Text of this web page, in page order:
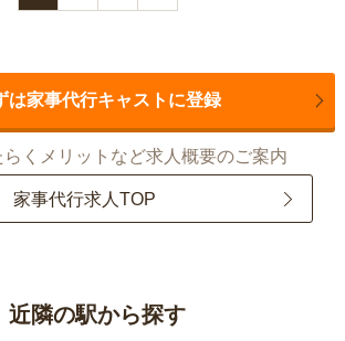
は家事代行キャストに登録
くメリットなど求人概要のご案内
家事代行求人TOP
近隣の駅から探す